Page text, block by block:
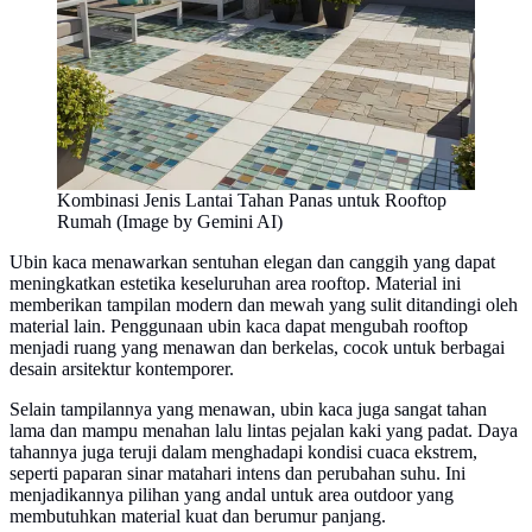
Kombinasi Jenis Lantai Tahan Panas untuk Rooftop
Rumah (Image by Gemini AI)
Ubin kaca menawarkan sentuhan elegan dan canggih yang dapat
meningkatkan estetika keseluruhan area rooftop. Material ini
memberikan tampilan modern dan mewah yang sulit ditandingi oleh
material lain. Penggunaan ubin kaca dapat mengubah rooftop
menjadi ruang yang menawan dan berkelas, cocok untuk berbagai
desain arsitektur kontemporer.
Selain tampilannya yang menawan, ubin kaca juga sangat tahan
lama dan mampu menahan lalu lintas pejalan kaki yang padat. Daya
tahannya juga teruji dalam menghadapi kondisi cuaca ekstrem,
seperti paparan sinar matahari intens dan perubahan suhu. Ini
menjadikannya pilihan yang andal untuk area outdoor yang
membutuhkan material kuat dan berumur panjang.